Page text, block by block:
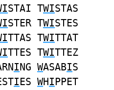
STAI TWISTAS
STER TWISTES
TTAS TWITTAT
TTES TWITTEZ
ING WASABIS
IES WHIPPET